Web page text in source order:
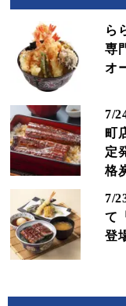
ら
専
オ
7/
町
定
格
7/
て
登